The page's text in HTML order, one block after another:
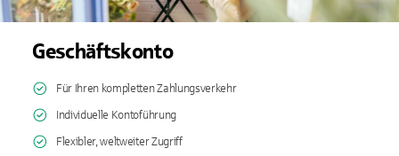
Geschäftskonto
Für Ihren kompletten Zahlungsverkehr
Individuelle Kontoführung
Flexibler, weltweiter Zugriff